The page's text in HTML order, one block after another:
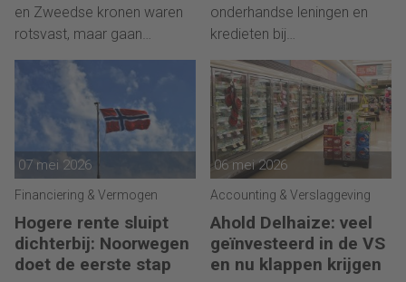
en Zweedse kronen waren
rotsvast, maar gaan
schuiven.
onderhandse leningen en
kredieten bij
achterafbetaaldiensten.
07 mei 2026
Financiering & Vermogen
Hogere rente sluipt
dichterbij: Noorwegen
doet de eerste stap
06 mei 2026
Accounting & Verslaggeving
Ahold Delhaize: veel
geïnvesteerd in de VS
en nu klappen krijgen